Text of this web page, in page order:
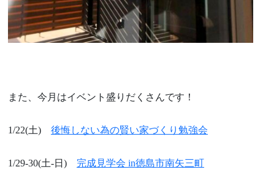
また、今月はイベント盛りだくさんです！
1/22(土) 後悔しない為の賢い家づくり勉強会
1/29-30(土-日) 完成見学会 in徳島市南矢三町